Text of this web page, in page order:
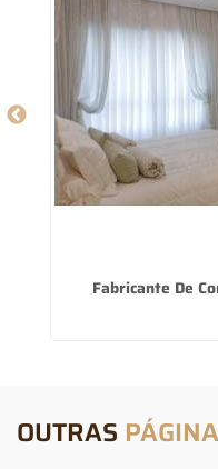
Fabricante De
OUTRAS